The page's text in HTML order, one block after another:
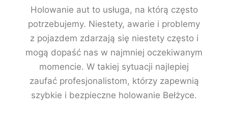
Holowanie aut to usługa, na którą często
potrzebujemy. Niestety, awarie i problemy
z pojazdem zdarzają się niestety często i
mogą dopaść nas w najmniej oczekiwanym
momencie. W takiej sytuacji najlepiej
zaufać profesjonalistom, którzy zapewnią
szybkie i bezpieczne holowanie Bełżyce.